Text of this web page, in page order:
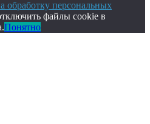
обработку персональных
файлы cookie в
Понятно